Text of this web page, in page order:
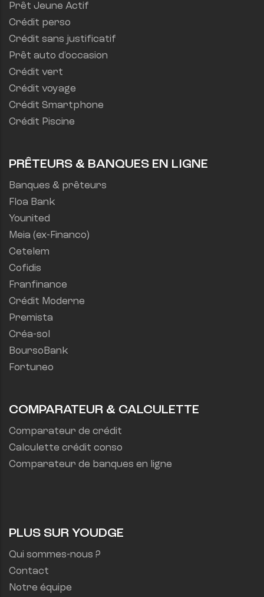
Prêt Jeune Actif
Crédit perso
Crédit sans justificatif
Prêt auto d'occasion
Crédit vert
Crédit voyage
Crédit Smartphone
Crédit Piscine
PRÊTEURS & BANQUES EN LIGNE
Banques & prêteurs
Floa Bank
Younited
Meia (ex-Financo)
Cetelem
Cofidis
Franfinance
Crédit Moderne
Premista
Créa-sol
BoursoBank
Fortuneo
COMPARATEUR & CALCULETTE
Comparateur de crédit
Calculette crédit conso
Comparateur de banques en ligne
PLUS SUR YOUDGE
Qui sommes-nous ?
Contact
Notre équipe